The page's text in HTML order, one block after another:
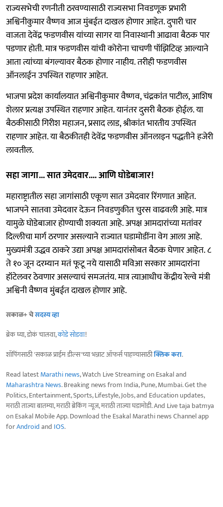
राज्यसभेची रणनीती ठरवण्यासाठी राज्यसभा निवडणूक प्रभारी
अश्विनीकुमार वैष्णव आज मुंबईत दाखल होणार आहेत. दुपारी चार
वाजता देवेंद्र फडणवीस यांच्या सागर या निवास्थानी आढावा बैठक पार
पडणार होती. मात्र फडणवीस यांची कोरोना चाचणी पॉझिटिव्ह आल्याने
आता त्यांच्या बंगल्यावर बैठक होणार नाहीय. तरीही फडणवीस
ऑनलाईन उपस्थित राहणार आहेत.
भाजपा प्रदेश कार्यालयात अश्विनीकुमार वैष्णव, चंद्रकांत पाटील, आशिष
शेलार प्रत्यक्ष उपस्थित राहणार आहेत. यानंतर दुसरी बैठक होईल. या
बैठकीसाठी गिरीश महाजन, प्रसाद लाड, श्रीकांत भारतीय उपस्थित
राहणार आहेत. या बैठकीतही देवेंद्र फडणवीस ऑनलाइन पद्धतीने हजेरी
लावतील.
सहा जागा... सात उमेदवार.... आणि घोडेबाजार!
महाराष्ट्रातील सहा जागांसाठी एकूण सात उमेदवार रिंगणात आहेत.
भाजपने सातवा उमेदवार देऊन निवडणुकीत चुरस वाढवली आहे. मात्र
यामुळे घोडेबाजार होण्याची शक्यता आहे. अपक्ष आमदारांच्या मतांवर
दिल्लीचा मार्ग ठरणार असल्याने राज्यात घडामोडींना वेग आला आहे.
मुख्यमंत्री उद्धव ठाकरे उद्या अपक्ष आमदारांसोबत बैठक घेणार आहेत. ८
ते १० जून दरम्यान मतं फूटू नये यासाठी मविआ सरकार आमदारांना
हॉटेलवर ठेवणार असल्याचं समजतंय. मात्र त्याआधीच केंद्रीय रेल्वे मंत्री
अश्विनी वैष्णव मुंबईत दाखल होणार आहे.
सकाळ+ चेसदस्य व्हा
ब्रेक घ्या, डोकं चालवा,कोडे सोडवा!
शॉपिंगसाठी 'सकाळ प्राईम डील्स'च्या भन्नाट ऑफर्स पाहण्यासाठीक्लिक करा.
Read latestMarathi news, Watch Live Streaming on Esakal and
Maharashtra News. Breaking news from India, Pune, Mumbai. Get the
Politics, Entertainment, Sports, Lifestyle, Jobs, and Education updates,
मराठी ताज्या बातम्या, मराठी ब्रेकिंग न्यूज, मराठी ताज्या घडामोडी. And Live taja batmya
on Esakal Mobile App. Download the Esakal Marathi news Channel app
forAndroidand IOS.